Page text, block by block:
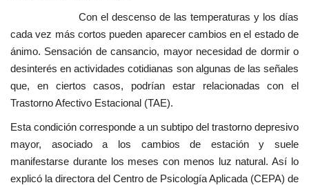
Con el descenso de las temperaturas y los días
cada vez más cortos pueden aparecer cambios en el estado de
ánimo. Sensación de cansancio, mayor necesidad de dormir o
desinterés en actividades cotidianas son algunas de las señales
que, en ciertos casos, podrían estar relacionadas con el
Trastorno Afectivo Estacional (TAE).
Esta condición corresponde a un subtipo del trastorno depresivo
mayor, asociado a los cambios de estación y suele
manifestarse durante los meses con menos luz natural. Así lo
explicó la directora del Centro de Psicología Aplicada (CEPA) de